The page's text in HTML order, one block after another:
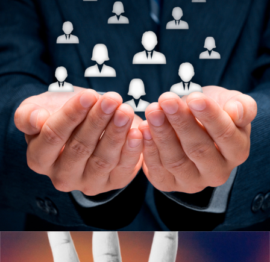
ОТДЕЛ ПО ОЛИМПИЙСКИМ И
НЕОЛИМПИЙСКИМ ВИДАМ
СПОРТА
Узнать больше